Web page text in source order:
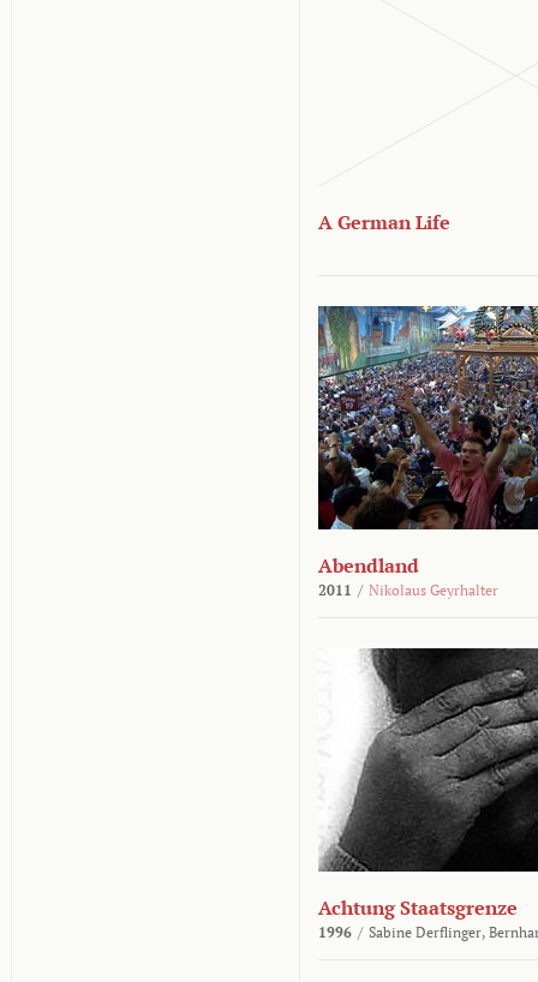
A German Life
Abendland
2011 / Nikolaus Geyrhalter
Achtung Staatsgrenze
1996 / Sabine Derflinger,